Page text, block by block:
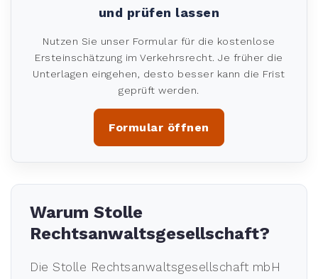
und prüfen lassen
Nutzen Sie unser Formular für die kostenlose
Ersteinschätzung im Verkehrsrecht. Je früher die
Unterlagen eingehen, desto besser kann die Frist
geprüft werden.
Formular öffnen
Warum Stolle
Rechtsanwaltsgesellschaft?
Die Stolle Rechtsanwaltsgesellschaft mbH